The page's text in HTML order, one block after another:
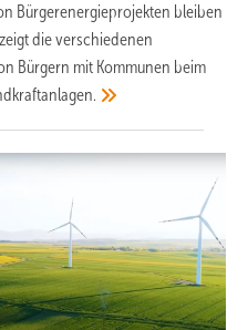
Bürgerenergieprojekten bleiben
die verschiedenen
Bürgern mit Kommunen beim